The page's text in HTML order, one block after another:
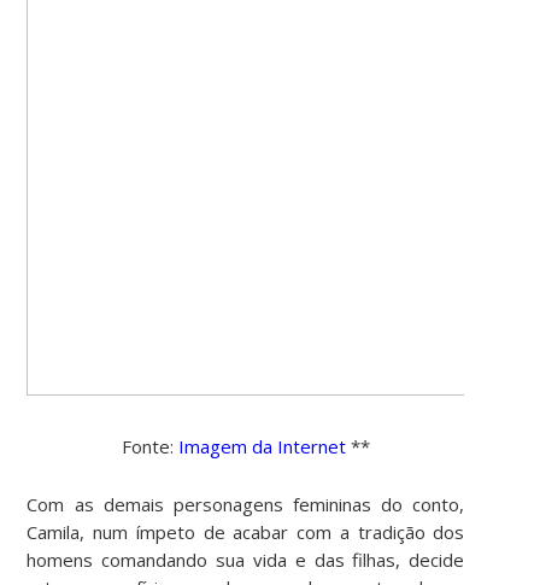
Fonte: Imagem da Internet**
Com as demais personagens femininas do conto,
Camila, num ímpeto de acabar com a tradição dos
homens comandando sua vida e das filhas, decide